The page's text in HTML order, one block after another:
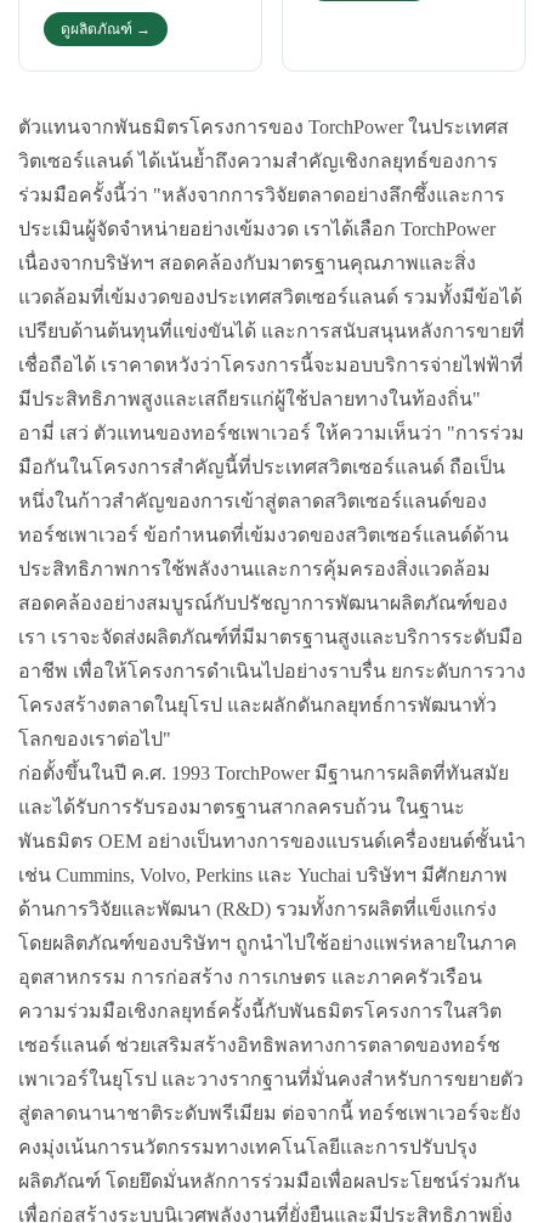
ดูผลิตภัณฑ์ →
ตัวแทนจากพันธมิตรโครงการของ TorchPower ในประเทศส
วิตเซอร์แลนด์ ได้เน้นย้ำถึงความสำคัญเชิงกลยุทธ์ของการ
ร่วมมือครั้งนี้ว่า "หลังจากการวิจัยตลาดอย่างลึกซึ้งและการ
ประเมินผู้จัดจำหน่ายอย่างเข้มงวด เราได้เลือก TorchPower
เนื่องจากบริษัทฯ สอดคล้องกับมาตรฐานคุณภาพและสิ่ง
แวดล้อมที่เข้มงวดของประเทศสวิตเซอร์แลนด์ รวมทั้งมีข้อได้
เปรียบด้านต้นทุนที่แข่งขันได้ และการสนับสนุนหลังการขายที่
เชื่อถือได้ เราคาดหวังว่าโครงการนี้จะมอบบริการจ่ายไฟฟ้าที่
มีประสิทธิภาพสูงและเสถียรแก่ผู้ใช้ปลายทางในท้องถิ่น"
อามี่ เสว่ ตัวแทนของทอร์ชเพาเวอร์ ให้ความเห็นว่า "การร่วม
มือกันในโครงการสำคัญนี้ที่ประเทศสวิตเซอร์แลนด์ ถือเป็น
หนึ่งในก้าวสำคัญของการเข้าสู่ตลาดสวิตเซอร์แลนด์ของ
ทอร์ชเพาเวอร์ ข้อกำหนดที่เข้มงวดของสวิตเซอร์แลนด์ด้าน
ประสิทธิภาพการใช้พลังงานและการคุ้มครองสิ่งแวดล้อม
สอดคล้องอย่างสมบูรณ์กับปรัชญาการพัฒนาผลิตภัณฑ์ของ
เรา เราจะจัดส่งผลิตภัณฑ์ที่มีมาตรฐานสูงและบริการระดับมือ
อาชีพ เพื่อให้โครงการดำเนินไปอย่างราบรื่น ยกระดับการวาง
โครงสร้างตลาดในยุโรป และผลักดันกลยุทธ์การพัฒนาทั่ว
โลกของเราต่อไป"
ก่อตั้งขึ้นในปี ค.ศ. 1993 TorchPower มีฐานการผลิตที่ทันสมัย
และได้รับการรับรองมาตรฐานสากลครบถ้วน ในฐานะ
พันธมิตร OEM อย่างเป็นทางการของแบรนด์เครื่องยนต์ชั้นนำ
เช่น Cummins, Volvo, Perkins และ Yuchai บริษัทฯ มีศักยภาพ
ด้านการวิจัยและพัฒนา (R&D) รวมทั้งการผลิตที่แข็งแกร่ง
โดยผลิตภัณฑ์ของบริษัทฯ ถูกนำไปใช้อย่างแพร่หลายในภาค
อุตสาหกรรม การก่อสร้าง การเกษตร และภาคครัวเรือน
ความร่วมมือเชิงกลยุทธ์ครั้งนี้กับพันธมิตรโครงการในสวิต
เซอร์แลนด์ ช่วยเสริมสร้างอิทธิพลทางการตลาดของทอร์ช
เพาเวอร์ในยุโรป และวางรากฐานที่มั่นคงสำหรับการขยายตัว
สู่ตลาดนานาชาติระดับพรีเมียม ต่อจากนี้ ทอร์ชเพาเวอร์จะยัง
คงมุ่งเน้นการนวัตกรรมทางเทคโนโลยีและการปรับปรุง
ผลิตภัณฑ์ โดยยึดมั่นหลักการร่วมมือเพื่อผลประโยชน์ร่วมกัน
เพื่อก่อสร้างระบบนิเวศพลังงานที่ยั่งยืนและมีประสิทธิภาพยิ่ง